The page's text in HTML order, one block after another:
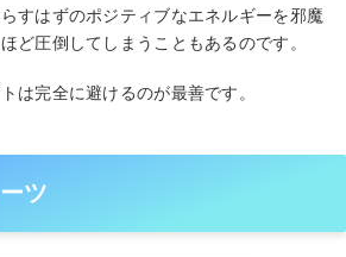
すはずのポジティブなエネルギーを邪魔
ど圧倒してしまうこともあるのです。
は完全に避けるのが最善です。
ツ